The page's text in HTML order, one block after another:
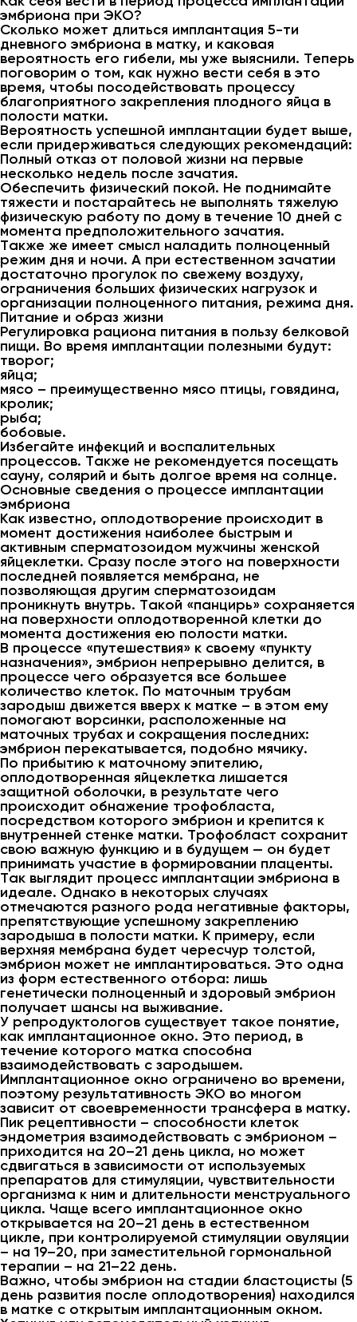
эмбриона при ЭКО?
Сколько может длиться имплантация 5-ти
дневного эмбриона в матку, и каковая
вероятность его гибели, мы уже выяснили. Теперь
поговорим о том, как нужно вести себя в это
время, чтобы посодействовать процессу
благоприятного закрепления плодного яйца в
полости матки.
Вероятность успешной имплантации будет выше,
если придерживаться следующих рекомендаций:
Полный отказ от половой жизни на первые
несколько недель после зачатия.
Обеспечить физический покой. Не поднимайте
тяжести и постарайтесь не выполнять тяжелую
физическую работу по дому в течение 10 дней с
момента предположительного зачатия.
Также же имеет смысл наладить полноценный
режим дня и ночи. А при естественном зачатии
достаточно прогулок по свежему воздуху,
ограничения больших физических нагрузок и
организации полноценного питания, режима дня.
Питание и образ жизни
Регулировка рациона питания в пользу белковой
пищи. Во время имплантации полезными будут:
творог;
яйца;
мясо – преимущественно мясо птицы, говядина,
кролик;
рыба;
бобовые.
Избегайте инфекций и воспалительных
процессов. Также не рекомендуется посещать
сауну, солярий и быть долгое время на солнце.
Основные сведения о процессе имплантации
эмбриона
Как известно, оплодотворение происходит в
момент достижения наиболее быстрым и
активным сперматозоидом мужчины женской
яйцеклетки. Сразу после этого на поверхности
последней появляется мембрана, не
позволяющая другим сперматозоидам
проникнуть внутрь. Такой «панцирь» сохраняется
на поверхности оплодотворенной клетки до
момента достижения ею полости матки.
В процессе «путешествия» к своему «пункту
назначения», эмбрион непрерывно делится, в
процессе чего образуется все большее
количество клеток. По маточным трубам
зародыш движется вверх к матке – в этом ему
помогают ворсинки, расположенные на
маточных трубах и сокращения последних:
эмбрион перекатывается, подобно мячику.
По прибытию к маточному эпителию,
оплодотворенная яйцеклетка лишается
защитной оболочки, в результате чего
происходит обнажение трофобласта,
посредством которого эмбрион и крепится к
внутренней стенке матки. Трофобласт сохранит
свою важную функцию и в будущем — он будет
принимать участие в формировании плаценты.
Так выглядит процесс имплантации эмбриона в
идеале. Однако в некоторых случаях
отмечаются разного рода негативные факторы,
препятствующие успешному закреплению
зародыша в полости матки. К примеру, если
верхняя мембрана будет чересчур толстой,
эмбрион может не имплантироваться. Это одна
из форм естественного отбора: лишь
генетически полноценный и здоровый эмбрион
получает шансы на выживание.
У репродуктологов существует такое понятие,
как имплантационное окно. Это период, в
течение которого матка способна
взаимодействовать с зародышем.
Имплантационное окно ограничено во времени,
поэтому результативность ЭКО во многом
зависит от своевременности трансфера в матку.
Пик рецептивности – способности клеток
эндометрия взаимодействовать с эмбрионом –
приходится на 20–21 день цикла, но может
сдвигаться в зависимости от используемых
препаратов для стимуляции, чувствительности
организма к ним и длительности менструального
цикла. Чаще всего имплантационное окно
открывается на 20–21 день в естественном
цикле, при контролируемой стимуляции овуляции
– на 19–20, при заместительной гормональной
терапии – на 21–22 день.
Важно, чтобы эмбрион на стадии бластоцисты (5
день развития после оплодотворения) находился
в матке с открытым имплантационным окном.